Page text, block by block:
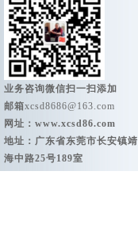
业务咨询微信扫一扫添加
邮箱xcsd8686@163.com
网址： www.xcsd86.com
地址：广东省东莞市长安镇靖
海中路25号189室